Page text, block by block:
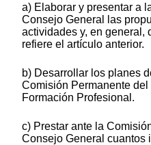
a) Elaborar y presentar a
Consejo General las
actividades y, en general,
refiere el artículo anterior.
b) Desarrollar los planes
Comisión Permanente
Formación Profesional.
c) Prestar ante la
Consejo General cuantos